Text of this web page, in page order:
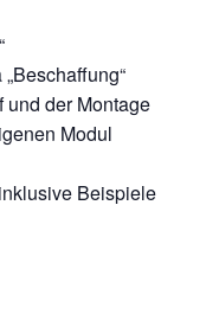
der Montage
Modul
Beispiele